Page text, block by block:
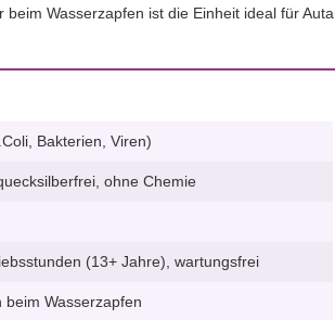
Wasserzapfen ist die Einheit ideal für
Bakterien, Viren)
ohne Chemie
(13+ Jahre), wartungsfrei
beim Wasserzapfen